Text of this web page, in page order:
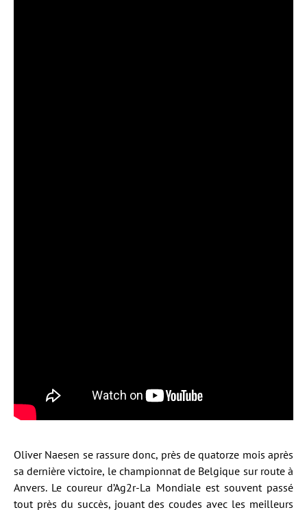
Oliver Naesen se rassure donc, près de quatorze mois après
sa dernière victoire, le championnat de Belgique sur route à
Anvers. Le coureur d’Ag2r-La Mondiale est souvent passé
tout près du succès, jouant des coudes avec les meilleurs